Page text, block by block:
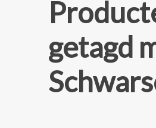
getagd